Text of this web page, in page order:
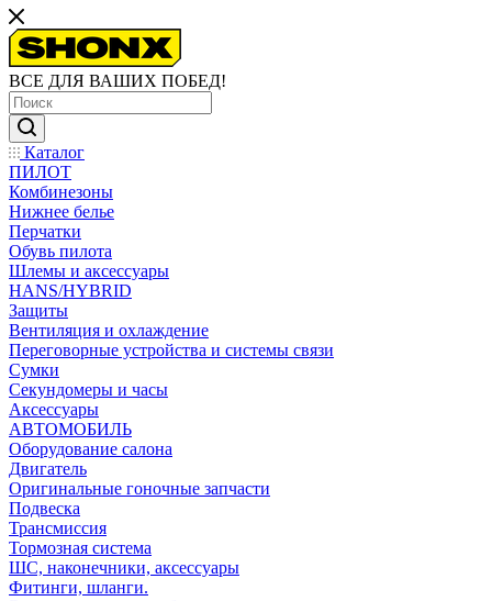
ВСЕ ДЛЯ ВАШИХ ПОБЕД!
Каталог
ПИЛОТ
Комбинезоны
Нижнее белье
Перчатки
Обувь пилота
Шлемы и аксессуары
HANS/HYBRID
Защиты
Вентиляция и охлаждение
Переговорные устройства и системы связи
Сумки
Секундомеры и часы
Аксессуары
АВТОМОБИЛЬ
Оборудование салона
Двигатель
Оригинальные гоночные запчасти
Подвеска
Трансмиссия
Тормозная система
ШС, наконечники, аксессуары
Фитинги, шланги.